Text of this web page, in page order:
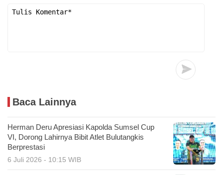
Baca Lainnya
Herman Deru Apresiasi Kapolda Sumsel Cup
VI, Dorong Lahirnya Bibit Atlet Bulutangkis
Berprestasi
6 Juli 2026 - 10:15 WIB